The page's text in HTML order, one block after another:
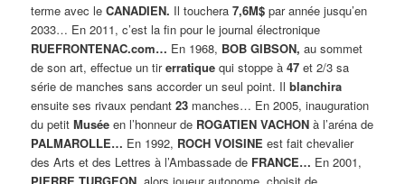
terme avec leCANADIEN. Il touchera7,6M$ par année jusqu’en
2033… En 2011, c’est la fin pour le journal électronique
RUEFRONTENAC.com… En 1968, BOB GIBSON, au sommet
de son art, effectue un tirerratique qui stoppe à47 et 2/3 sa
série de manches sans accorder un seul point. Ilblanchira
ensuite ses rivaux pendant23 manches… En 2005, inauguration
du petitMusée en l’honneur de ROGATIEN VACHON à l’aréna de
PALMAROLLE… En 1992, ROCH VOISINE est fait chevalier
des Arts et des Lettres à l’Ambassade de FRANCE… En 2001,
PIERRE TURGEON, alors joueur autonome, choisit de